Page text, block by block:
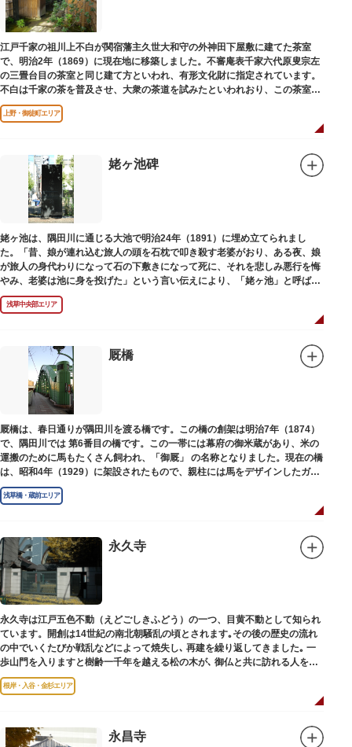
江戸千家の祖川上不白が関宿藩主久世大和守の外神田下屋敷に建てた茶室
で、明治2年（1869）に現在地に移築しました。不審庵表千家六代原叟宗左
の三畳台目の茶室と同じ建て方といわれ、有形文化財に指定されています。
不白は千家の茶を普及させ、大衆の茶道を試みたといわれおり、この茶室は
江戸千家を広める拠点となりました。
上野・御徒町エリア
姥ヶ池碑
姥ヶ池は、隅田川に通じる大池で明治24年（1891）に埋め立てられまし
た。「昔、娘が連れ込む旅人の頭を石枕で叩き殺す老婆がおり、ある夜、娘
が旅人の身代わりになって石の下敷きになって死に、それを悲しみ悪行を悔
やみ、老婆は池に身を投げた」という言い伝えにより、「姥ヶ池」と呼ばれ
ていました。その碑は花川戸公園内にあります。
浅草中央部エリア
厩橋
厩橋は、春日通りが隅田川を渡る橋です。この橋の創架は明治7年（1874）
で、隅田川では 第6番目の橋です。この一帯には幕府の御米蔵があり、米の
運搬のために馬もたくさん飼われ、「御厩」 の名称となりました。現在の橋
は、昭和4年（1929）に架設されたもので、親柱には馬をデザインしたガラ
ス細工が組み込まれています。
浅草橋・蔵前エリア
永久寺
永久寺は江戸五色不動（えどごしきふどう）の一つ、目黄不動として知られ
ています。開創は14世紀の南北朝騒乱の頃とされます｡その後の歴史の流れ
の中でいくたびか戦乱などによって焼失し､ 再建を繰り返してきました｡ 一
歩山門を入りますと樹齢一千年を越える松の木が､ 御仏と共に訪れる人を静
かに迎えています｡
根岸・入谷・金杉エリア
永昌寺